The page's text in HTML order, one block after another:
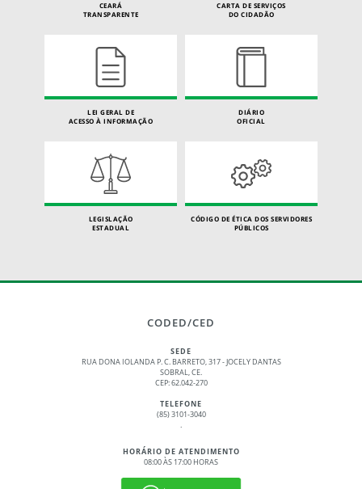
CEARÁ
TRANSPARENTE
CARTA DE SERVIÇOS
DO CIDADÃO
LEI GERAL DE
ACESSO À INFORMAÇÃO
DIÁRIO
OFICIAL
LEGISLAÇÃO
ESTADUAL
CÓDIGO DE ÉTICA DOS SERVIDORES
PÚBLICOS
CODED/CED
SEDE
RUA DONA IOLANDA P. C. BARRETO, 317 - JOCELY DANTAS
SOBRAL, CE.
CEP: 62.042-270
TELEFONE
(85) 3101-3040
.
HORÁRIO DE ATENDIMENTO
08:00 ÀS 17:00 HORAS